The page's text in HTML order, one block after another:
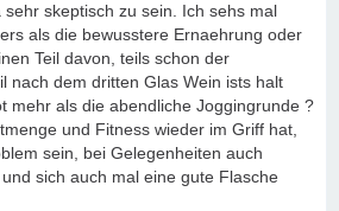
skeptisch zu sein. Ich sehs mal
als die bewusstere Ernaehrung oder
Teil davon, teils schon der
nach dem dritten Glas Wein ists halt
mehr als die abendliche Joggingrunde ?
und Fitness wieder im Griff hat,
sein, bei Gelegenheiten auch
sich auch mal eine gute Flasche